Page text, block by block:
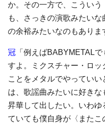
か。その一方で、こうい
も、さっきの演歌みたい
の余裕みたいなのもありま
冠 「例えばBABYMETAL
すよ。ミクスチャー・ロ
ことをメタルでやってい
は、歌謡曲みたいに好き
昇華して出したい。いわ
ていても僕自身が〈またこ